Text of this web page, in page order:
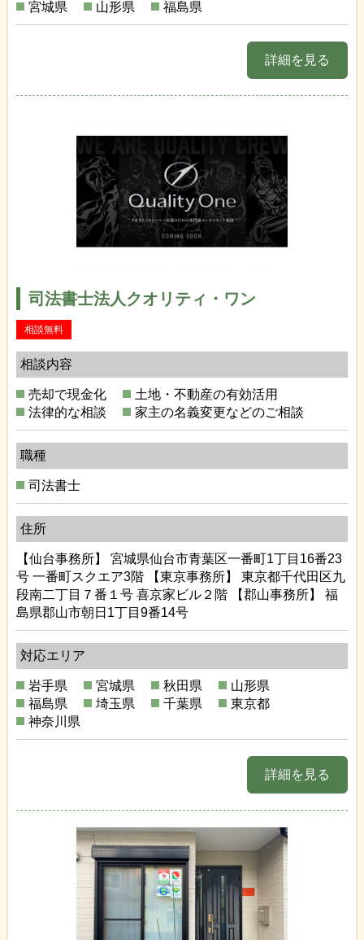
宮城県 山形県 福島県
詳細を見る
司法書士法人クオリティ・ワン
相談無料
相談内容
売却で現金化
土地・不動産の有効活用
法律的な相談
家主の名義変更などのご相談
職種
司法書士
住所
【仙台事務所】 宮城県仙台市青葉区一番町1丁目16番23
号 一番町スクエア3階 【東京事務所】 東京都千代田区九
段南二丁目７番１号 喜京家ビル２階 【郡山事務所】 福
島県郡山市朝日1丁目9番14号
対応エリア
岩手県 宮城県 秋田県
山形県
福島県
埼玉県 千葉県
東京都
神奈川県
詳細を見る